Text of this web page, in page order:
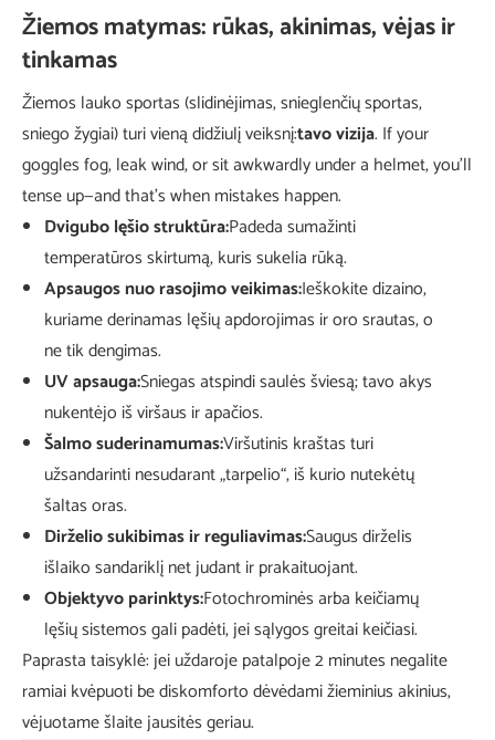
Žiemos matymas: rūkas, akinimas, vėjas ir
tinkamas
Žiemos lauko sportas (slidinėjimas, snieglenčių sportas,
sniego žygiai) turi vieną didžiulį veiksnį:tavo vizija. If your
goggles fog, leak wind, or sit awkwardly under a helmet, you’ll
tense up—and that’s when mistakes happen.
Dvigubo lęšio struktūra:Padeda sumažinti
temperatūros skirtumą, kuris sukelia rūką.
Apsaugos nuo rasojimo veikimas:Ieškokite dizaino,
kuriame derinamas lęšių apdorojimas ir oro srautas, o
ne tik dengimas.
UV apsauga:Sniegas atspindi saulės šviesą; tavo akys
nukentėjo iš viršaus ir apačios.
Šalmo suderinamumas:Viršutinis kraštas turi
užsandarinti nesudarant „tarpelio“, iš kurio nutekėtų
šaltas oras.
Dirželio sukibimas ir reguliavimas:Saugus dirželis
išlaiko sandariklį net judant ir prakaituojant.
Objektyvo parinktys:Fotochrominės arba keičiamų
lęšių sistemos gali padėti, jei sąlygos greitai keičiasi.
Paprasta taisyklė: jei uždaroje patalpoje 2 minutes negalite
ramiai kvėpuoti be diskomforto dėvėdami žieminius akinius,
vėjuotame šlaite jausitės geriau.